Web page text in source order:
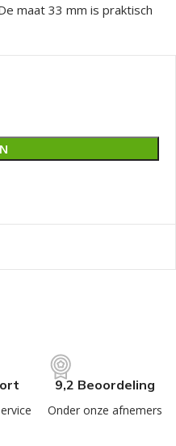
maat 33 mm is praktisch
9,2 Beoordeling
Onder onze afnemers